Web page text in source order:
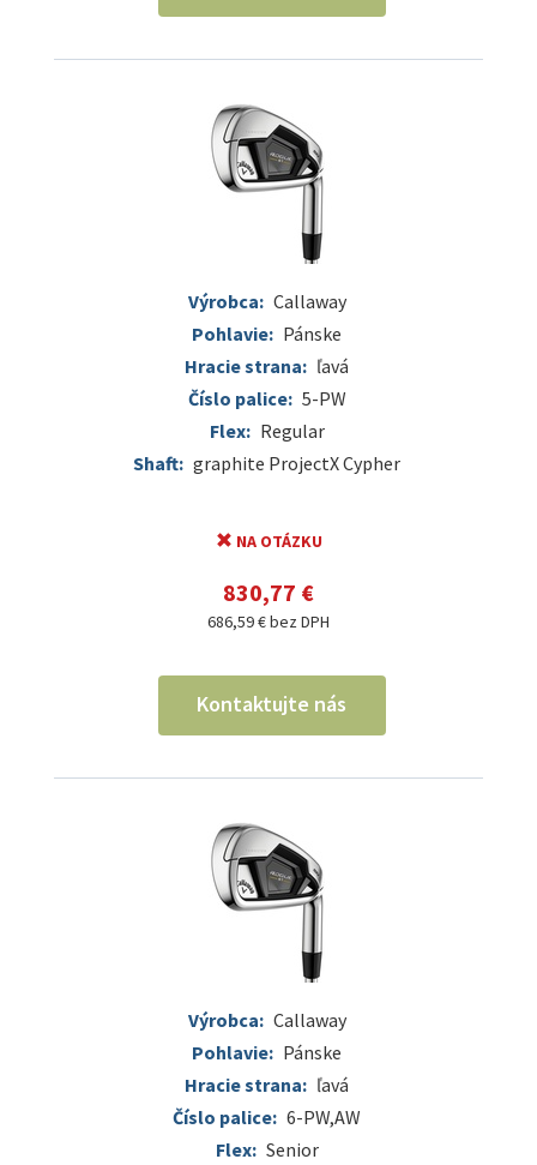
Výrobca: Callaway
Pohlavie: Pánske
Hracie strana: ľavá
Číslo palice: 5-PW
Flex: Regular
Shaft: graphite ProjectX Cypher
NA OTÁZKU
830,77 €
686,59 € bez DPH
Kontaktujte nás
Výrobca: Callaway
Pohlavie: Pánske
Hracie strana: ľavá
Číslo palice: 6-PW,AW
Flex: Senior